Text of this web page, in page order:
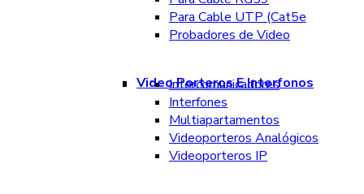
Para Cable UTP (Cat5e
Probadores de Video
Video Porteros E Interfonos
Intercomunicadores
Interfones
Multiapartamentos
Videoporteros Analógicos
Videoporteros IP